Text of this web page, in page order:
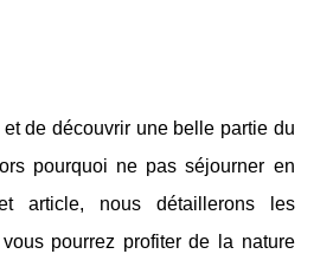
de découvrir une belle partie du
pourquoi ne pas séjourner en
article, nous détaillerons les
pourrez profiter de la nature